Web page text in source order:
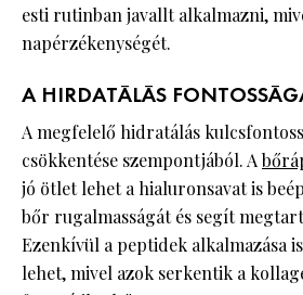
esti rutinban javallt alkalmazni,
napérzékenységét.
A HIRDATÁLÁS
A megfelelő hidratálás
csökkentése szempontjából. A
jó ötlet lehet a hialuronsavat is
bőr rugalmasságát és segít
Ezenkívül a peptidek alkalmazása
lehet, mivel azok serkentik a